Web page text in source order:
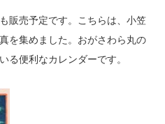
販売予定です。こちらは、小笠
を集めました。おがさわら丸の
る便利なカレンダーです。